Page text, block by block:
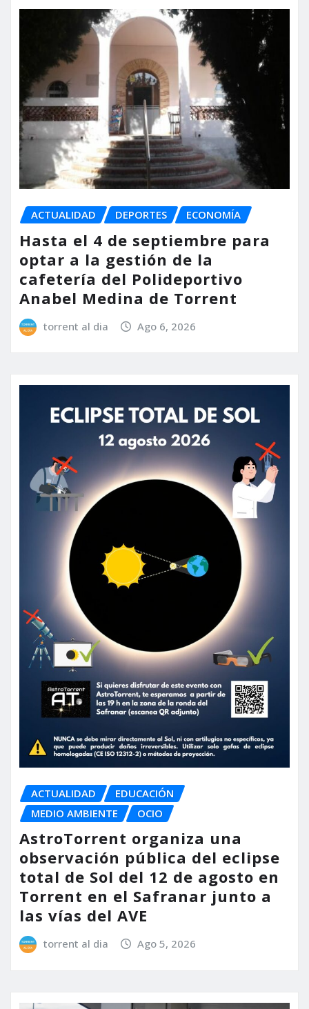
ACTUALIDAD DEPORTES ECONOMÍA
Hasta el 4 de septiembre para
optar a la gestión de la
cafetería del Polideportivo
Anabel Medina de Torrent
torrent al dia Ago 6, 2026
ACTUALIDAD
EDUCACIÓN
MEDIO AMBIENTE
OCIO
AstroTorrent organiza una
observación pública del eclipse
total de Sol del 12 de agosto en
Torrent en el Safranar junto a
las vías del AVE
torrent al dia Ago 5, 2026